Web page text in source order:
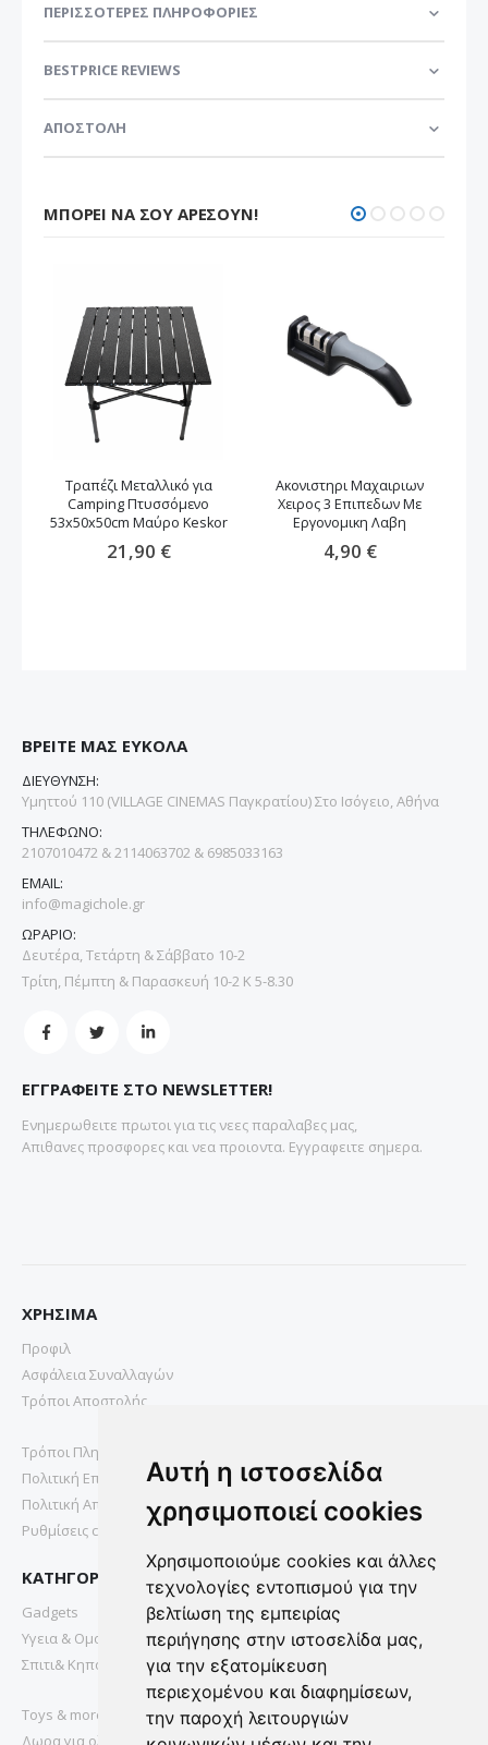
Αυτή η ιστοσελίδα
χρησιμοποιεί cookies
Χρησιμοποιούμε cookies και άλλες
τεχνολογίες εντοπισμού για την
βελτίωση της εμπειρίας
περιήγησης στην ιστοσελίδα μας,
για την εξατομίκευση
περιεχομένου και διαφημίσεων,
την παροχή λειτουργιών
ΠΕΡΙΣΣΌΤΕΡΕΣ ΠΛΗΡΟΦΟΡΊΕΣ
BESTPRICE REVIEWS
ΑΠΟΣΤΟΛΗ
ΜΠΟΡΕΊ ΝΑ ΣΟΥ ΑΡΈΣΟΥΝ!
Τραπέζι Μεταλλικό για
Camping Πτυσσόμενο
53x50x50cm Μαύρο Keskor
21,90 €
Ακονιστηρι Μαχαιριων
Χειρος 3 Επιπεδων Με
Εργονομικη Λαβη
4,90 €
ΒΡΕΙΤΕ ΜΑΣ ΕΥΚΟΛΑ
ΔΙΕΥΘΥΝΣΗ:
Υμηττού 110 (VILLAGE CINEMAS Παγκρατίου) Στο Ισόγειο, Αθήνα
ΤΗΛΕΦΩΝΟ:
2107010472 & 2114063702 & 6985033163
EMAIL:
info@magichole.gr
ΩΡΑΡΙΟ:
Δευτέρα, Τετάρτη & Σάββατο 10-2
Τρίτη, Πέμπτη & Παρασκευή 10-2 Κ 5-8.30
ΕΓΓΡΑΦΕΙΤΕ ΣΤΟ NEWSLETTER!
Ενημερωθειτε πρωτοι για τις νεες παραλαβες μας,
Απιθανες προσφορες και νεα προιοντα. Εγγραφειτε σημερα.
ΧΡΗΣΙΜΑ
Προφιλ
Ασφάλεια Συναλλαγών
Τρόποι Αποστολής
Τρόποι Πληρωμής
Πολιτική Επιστροφών
Πολιτική Απορρήτου
Ρυθμίσεις cookies
ΚΑΤΗΓΟΡΙΕΣ
Gadgets
Υγεια & Ομορφια
Σπιτι& Κηπος
Toys & more
Δωρα για ολους